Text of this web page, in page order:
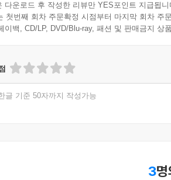
다운로드 후 작성한 리뷰만 YES포인트 지급됩니
첫번째 회차 주문확정 시점부터 마지막 회차 주
이백, CD/LP, DVD/Blu-ray, 패션 및 판매금지 상
글 기준 50자까지 작성가능
3